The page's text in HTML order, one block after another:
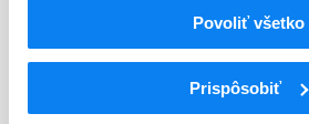
Povoliť všetko
Prispôsobiť
ATC
UROGENITÁLNY
HORMÓNY